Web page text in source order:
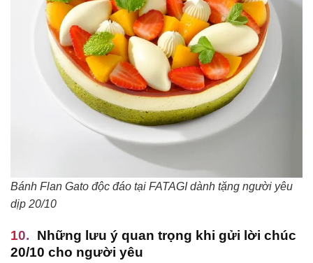
Bánh Flan Gato độc đáo tại FATAGI dành tặng người yêu
dịp 20/10
Những lưu ý quan trọng khi gửi lời chúc
20/10 cho người yêu